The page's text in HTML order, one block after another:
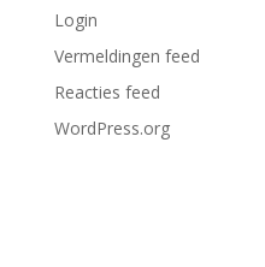
Login
Vermeldingen feed
Reacties feed
WordPress.org